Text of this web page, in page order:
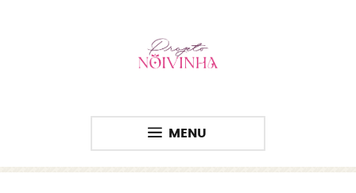
MENU